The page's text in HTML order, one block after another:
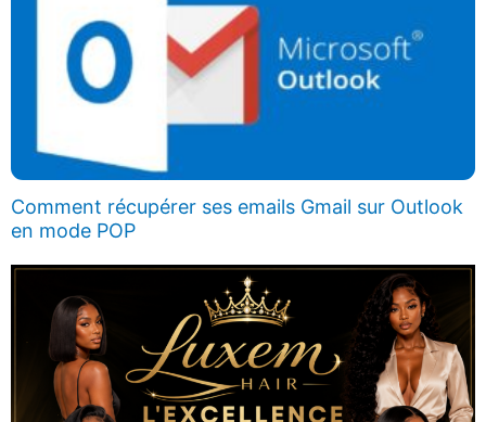
Comment récupérer ses emails Gmail sur Outlook
en mode POP